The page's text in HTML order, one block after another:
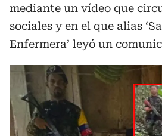
mediante un vídeo que
sociales y en el que alias
Enfermera’ leyó un